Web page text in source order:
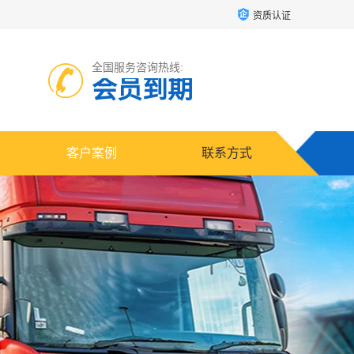
资质认证
全国服务咨询热线:
会员到期
客户案例 联系方式